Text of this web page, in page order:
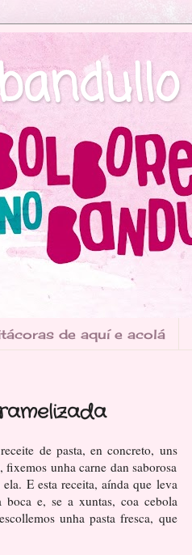
de aquí e acolá
de pasta, en concreto, uns
fixemos unha carne dan saborosa
E esta receita, aínda que leva
boca e, se a xuntas, coa cebola
unha pasta fresca, que